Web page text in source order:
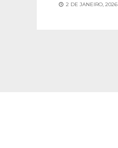
2 DE JANEIRO, 2026